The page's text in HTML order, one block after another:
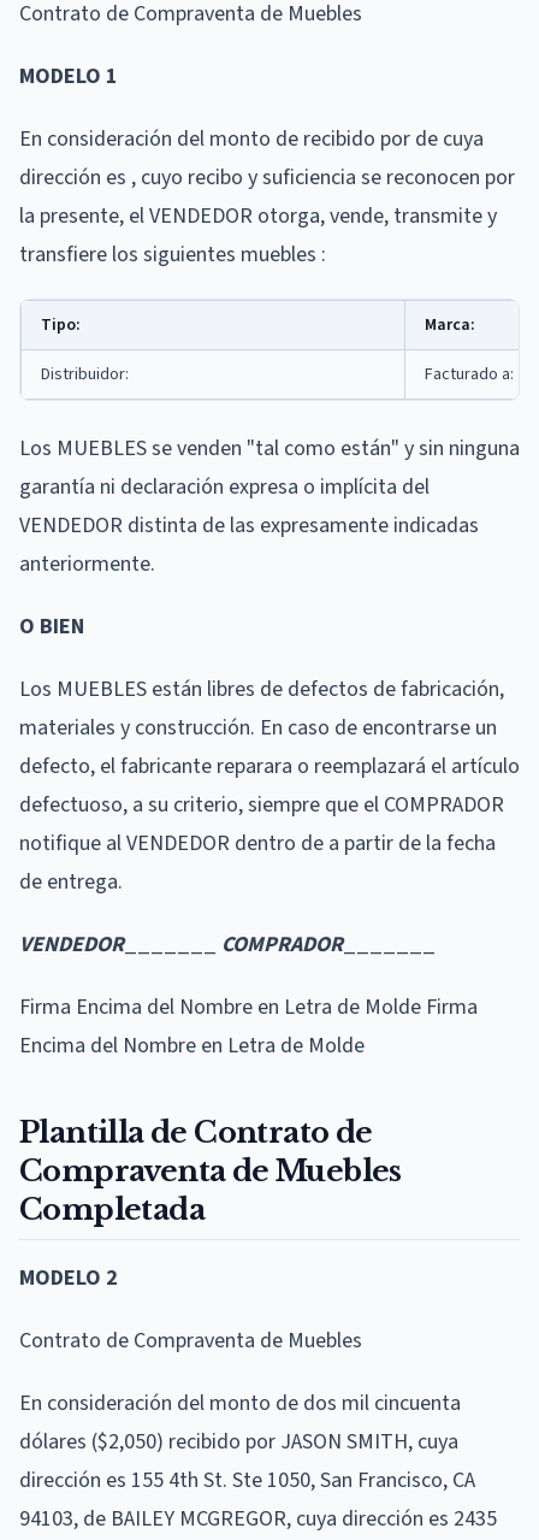
Contrato de Compraventa de Muebles
MODELO 1
En consideración del monto de recibido por de cuya
dirección es , cuyo recibo y suficiencia se reconocen por
la presente, el VENDEDOR otorga, vende, transmite y
transfiere los siguientes muebles :
Tipo: Marca:
Distribuidor: Facturado a:
Los MUEBLES se venden "tal como están" y sin ninguna
garantía ni declaración expresa o implícita del
VENDEDOR distinta de las expresamente indicadas
anteriormente.
O BIEN
Los MUEBLES están libres de defectos de fabricación,
materiales y construcción. En caso de encontrarse un
defecto, el fabricante reparara o reemplazará el artículo
defectuoso, a su criterio, siempre que el COMPRADOR
notifique al VENDEDOR dentro de a partir de la fecha
de entrega.
VENDEDOR_______ COMPRADOR_______
Firma Encima del Nombre en Letra de Molde Firma
Encima del Nombre en Letra de Molde
Plantilla de Contrato de
Compraventa de Muebles
Completada
MODELO 2
Contrato de Compraventa de Muebles
En consideración del monto de dos mil cincuenta
dólares ($2,050) recibido por JASON SMITH, cuya
dirección es 155 4th St. Ste 1050, San Francisco, CA
94103, de BAILEY MCGREGOR, cuya dirección es 2435